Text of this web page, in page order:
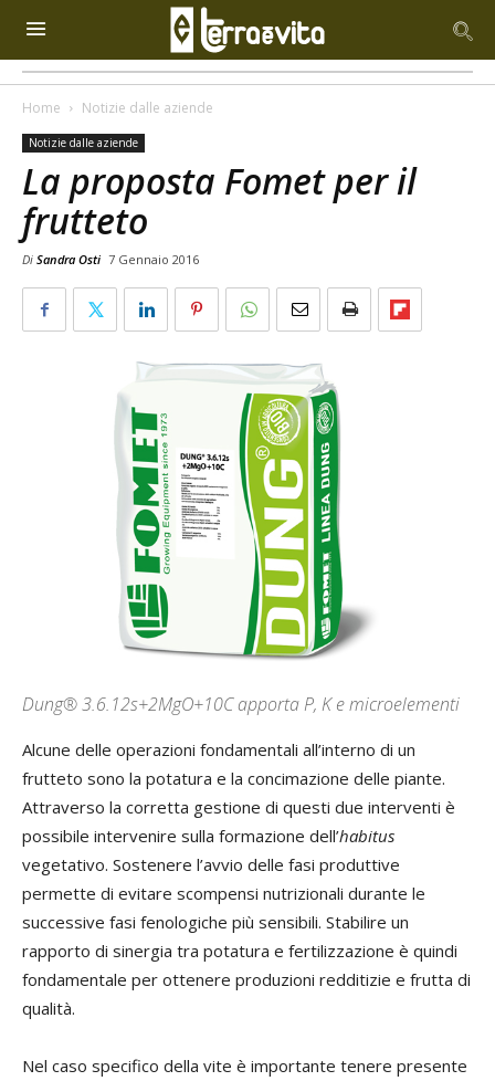
Home Notizie dalle aziende
Notizie dalle aziende
La proposta Fomet per il
frutteto
Di Sandra Osti 7 Gennaio 2016
Dung® 3.6.12s+2MgO+10C apporta P, K e microelementi
Alcune delle operazioni fondamentali all’interno di un
frutteto sono la potatura e la concimazione delle piante.
Attraverso la corretta gestione di questi due interventi è
possibile intervenire sulla formazione dell’habitus
vegetativo. Sostenere l’avvio delle fasi produttive
permette di evitare scompensi nutrizionali durante le
successive fasi fenologiche più sensibili. Stabilire un
rapporto di sinergia tra potatura e fertilizzazione è quindi
fondamentale per ottenere produzioni redditizie e frutta di
qualità.
Nel caso specifico della vite è importante tenere presente